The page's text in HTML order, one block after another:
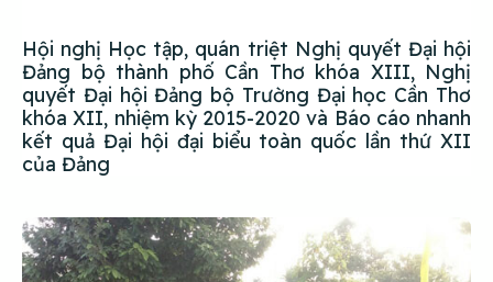
Hội nghị Học tập, quán triệt Nghị quyết Đại hội
Đảng bộ thành phố Cần Thơ khóa XIII, Nghị
quyết Đại hội Đảng bộ Trường Đại học Cần Thơ
khóa XII, nhiệm kỳ 2015-2020 và Báo cáo nhanh
kết quả Đại hội đại biểu toàn quốc lần thứ XII
của Đảng